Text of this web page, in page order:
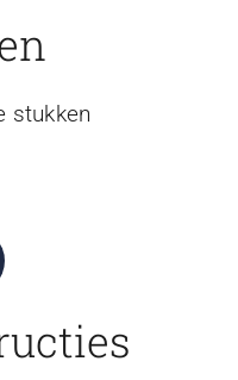
stukken